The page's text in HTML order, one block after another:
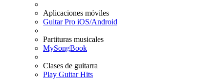
Aplicaciones móviles
Guitar Pro iOS/Android
Partituras musicales
MySongBook
Clases de guitarra
Play Guitar Hits